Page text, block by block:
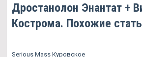
Дростанолон Энантат +
Кострома. Похожие
Serious Mass Куровское